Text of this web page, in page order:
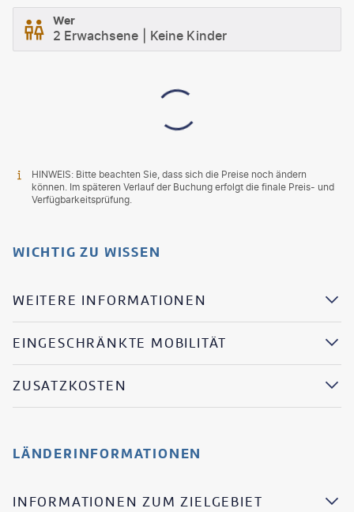
Wer
2 Erwachsene Keine Kinder
HINWEIS: Bitte beachten Sie, dass sich die Preise noch ändern
können. Im späteren Verlauf der Buchung erfolgt die finale Preis- und
Verfügbarkeitsprüfung.
WICHTIG ZU WISSEN
WEITERE INFORMATIONEN
EINGESCHRÄNKTE MOBILITÄT
ZUSATZKOSTEN
LÄNDERINFORMATIONEN
INFORMATIONEN ZUM ZIELGEBIET